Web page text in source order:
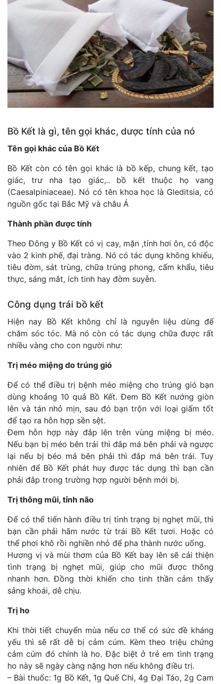
Bồ Kết là gì, tên gọi khác, dược tính của nó
Tên gọi khác của Bồ Kết
Bồ Kết còn có tên gọi khác là bồ kếp, chung kết, tạo
giác, trư nha tạo giác,.. bồ kết thuộc họ vang
(Caesalpiniaceae). Nó có tên khoa học là Gleditsia, có
nguồn gốc tại Bắc Mỹ và châu Á
Thành phần được tính
Theo Đông y Bồ Kết có vị cay, mặn ,tính hơi ôn, có độc
vào 2 kinh phế, đại tràng. Nó có tác dụng không khiếu,
tiêu đờm, sát trùng, chữa trúng phong, cấm khẩu, tiêu
thực, sáng mắt, ích tinh hay đờm suyễn.
Công dụng trái bồ kết
Hiện nay Bồ Kết không chỉ là nguyên liệu dùng để
chăm sóc tóc. Mà nó còn có tác dụng chữa được rất
nhiều vàng cho con người như:
Trị méo miệng do trúng gió
Để có thể điều trị bệnh méo miệng cho trúng gió bạn
dùng khoảng 10 quả Bồ Kết. Đem Bồ Kết nướng giòn
lên và tán nhỏ mịn, sau đó bạn trộn với loại giấm tốt
để tạo ra hỗn hợp sền sệt.
Đem hỗn hợp này đắp lên trên vùng miệng bị méo.
Nếu bạn bị méo bên trái thì đắp má bên phải và ngược
lại nếu bị béo má bên phải thì đắp má bên trái. Tuy
nhiên để Bồ Kết phát huy được tác dụng thì bạn cần
phải đắp trong trường hợp người bệnh mới bị.
Trị thông mũi, tỉnh não
Để có thể tiến hành điều trị tình trạng bị nghẹt mũi, thì
bạn cần phải hãm nước từ trái Bồ Kết tươi. Hoặc có
thể phơi khô rồi nghiền nhỏ để pha thành nước uống.
Hương vị và mùi thơm của Bồ Kết bay lên sẽ cải thiện
tình trạng bị nghẹt mũi, giúp cho mũi được thông
nhanh hơn. Đồng thời khiến cho tinh thần cảm thấy
sảng khoái, dễ chịu.
Trị ho
Khi thời tiết chuyển mùa nếu cơ thể có sức đề kháng
yếu thì sẽ rất dễ bị cảm cúm. Kèm theo triệu chứng
cảm cúm đó chính là ho. Đặc biệt ở trẻ em tình trạng
ho này sẽ ngày càng nặng hơn nếu không điều trị.
– Bài thuốc: 1g Bồ Kết, 1g Quế Chi, 4g Đại Táo, 2g Cam